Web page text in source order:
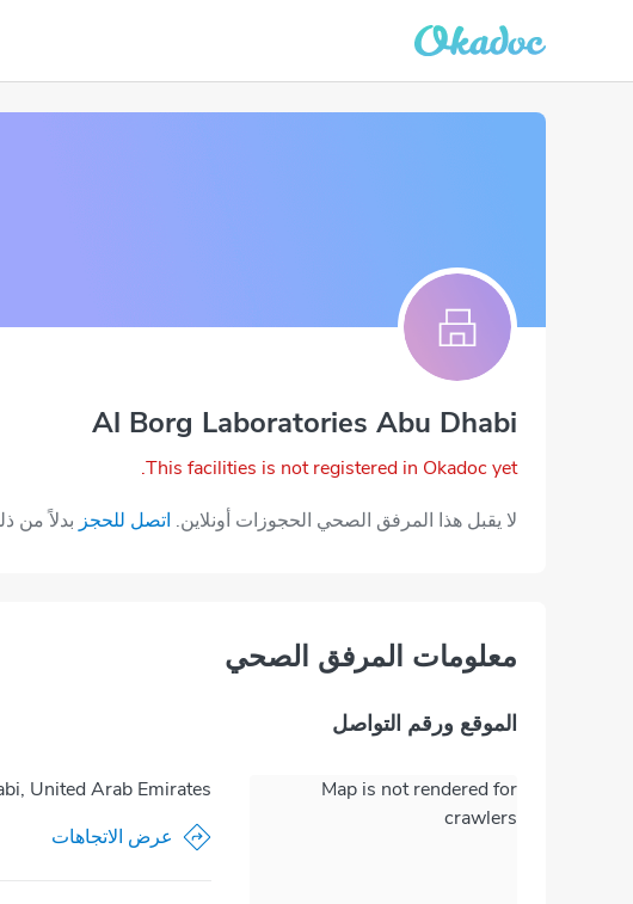
Al Borg Laboratories Abu Dhabi
This facilities is not registered in Okadoc yet.
لا يقبل هذا المرفق الصحي الحجوزات أونلاين. اتصل للحجز بدلاً من
معلومات المرفق الصحي
الموقع ورقم التواصل
Map is not rendered for
crawlers
United Arab Emirates
عرض الاتجاهات